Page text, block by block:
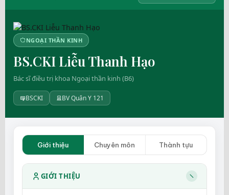
NGOẠI THẦN KINH
BS.CKI Liễu Thanh Hạo
Bác sĩ điều trị khoa Ngoại thần kinh (B6)
BSCKI BV Quân Y 121
Giới thiệu Chuyên môn Thành tựu
GIỚI THIỆU